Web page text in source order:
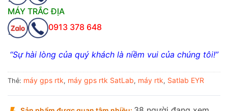
MÁY TRẮC ĐỊA
0913 378 648
“Sự hài lòng của quý khách là niềm vui của chúng tôi!”
Thẻ: máy gps rtk, máy gps rtk SatLab, máy rtk, Satlab EYR